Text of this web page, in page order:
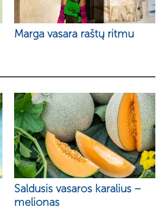
Marga vasara raštų ritmu
Saldusis vasaros karalius –
melionas